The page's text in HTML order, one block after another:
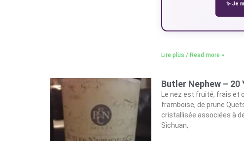
✨ Je
Lire plus / Read more »
Butler Nephew – 20
Le nez est fruité, frais et
framboise, de prune
cristallisée associées à
Sichuan,